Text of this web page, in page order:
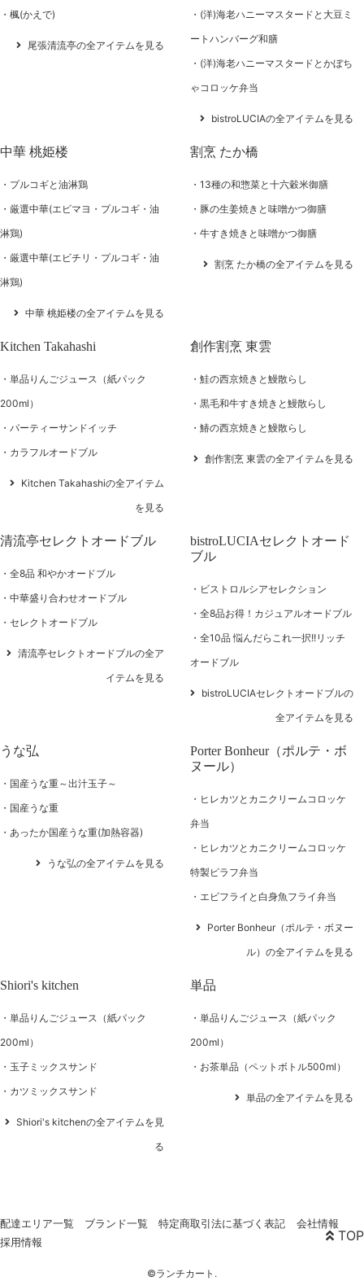
楓(かえで)
尾張清流亭の全アイテムを見る
(洋)海老ハニーマスタードと大豆ミ
ートハンバーグ和膳
(洋)海老ハニーマスタードとかぼち
ゃコロッケ弁当
bistroLUCIAの全アイテムを見る
中華 桃姫楼
プルコギと油淋鶏
厳選中華(エビマヨ・プルコギ・油
淋鶏)
厳選中華(エビチリ・プルコギ・油
淋鶏)
中華 桃姫楼の全アイテムを見る
割烹 たか橋
13種の和惣菜と十六穀米御膳
豚の生姜焼きと味噌かつ御膳
牛すき焼きと味噌かつ御膳
割烹 たか橋の全アイテムを見る
Kitchen Takahashi
単品りんごジュース（紙パック
200ml）
パーティーサンドイッチ
カラフルオードブル
Kitchen Takahashiの全アイテム
を見る
創作割烹 東雲
鮭の西京焼きと鰻散らし
黒毛和牛すき焼きと鰻散らし
鰆の西京焼きと鰻散らし
創作割烹 東雲の全アイテムを見る
清流亭セレクトオードブル
全8品 和やかオードブル
中華盛り合わせオードブル
セレクトオードブル
清流亭セレクトオードブルの全ア
イテムを見る
bistroLUCIAセレクトオード
ブル
ビストロルシアセレクション
全8品お得！カジュアルオードブル
全10品 悩んだらこれ一択!!リッチ
オードブル
bistroLUCIAセレクトオードブルの
全アイテムを見る
うな弘
国産うな重～出汁玉子～
国産うな重
あったか国産うな重(加熱容器)
うな弘の全アイテムを見る
Porter Bonheur（ポルテ・ボ
ヌール）
ヒレカツとカニクリームコロッケ
弁当
ヒレカツとカニクリームコロッケ
特製ピラフ弁当
エビフライと白身魚フライ弁当
Porter Bonheur（ポルテ・ボヌー
ル）の全アイテムを見る
Shiori's kitchen
単品りんごジュース（紙パック
200ml）
玉子ミックスサンド
カツミックスサンド
Shiori's kitchenの全アイテムを見
る
単品
単品りんごジュース（紙パック
200ml）
お茶単品（ペットボトル500ml）
単品の全アイテムを見る
TOP
配達エリア一覧 ブランド一覧 特定商取引法に基づく表記
会社情報
採用情報
©ランチカート.